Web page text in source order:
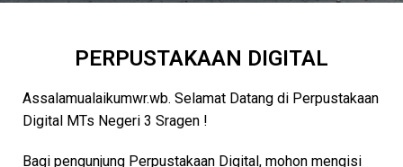
PERPUSTAKAAN DIGITAL
Assalamualaikumwr.wb. Selamat Datang di Perpustakaan
Digital MTs Negeri 3 Sragen !
Bagi pengunjung Perpustakaan Digital, mohon mengisi